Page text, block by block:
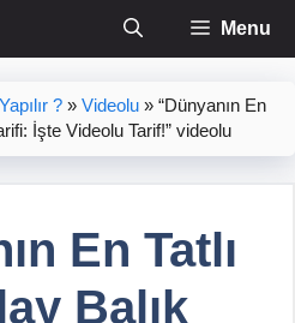
Menu
? » Videolu » “Dünyanın En
İşte Videolu Tarif!” videolu
En Tatlı
Balık